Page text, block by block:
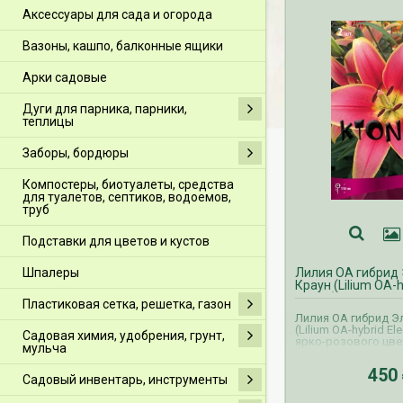
Аксессуары для сада и огорода
Вазоны, кашпо, балконные ящики
Арки садовые
Дуги для парника, парники,
теплицы
Заборы, бордюры
Компостеры, биотуалеты, средства
для туалетов, септиков, водоемов,
труб
Подставки для цветов и кустов
Шпалеры
Пластиковая сетка, решетка, газон
Садовая химия, удобрения, грунт,
мульча
Садовый инвентарь, инструменты
Лилия ОА гибрид
Краун (Lilium OA-
Лилия ОА гибрид
(Lilium OA-hybrid
ярко-розового
Прием заказов
апрель. Доставка
450